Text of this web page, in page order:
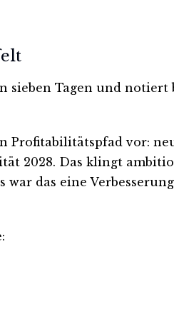
Tagen und notiert
Profitabilitätspfad vor:
2028. Das klingt
das eine